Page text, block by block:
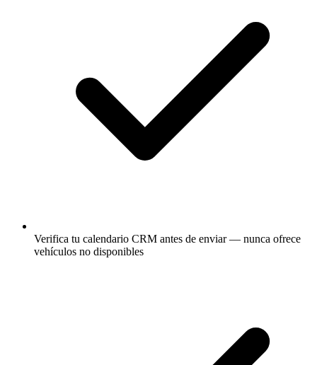
Verifica tu calendario CRM antes de enviar — nunca ofrece
vehículos no disponibles